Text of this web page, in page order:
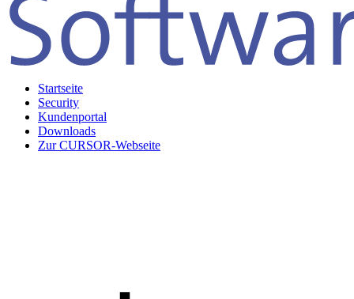
Startseite
Security
Kundenportal
Downloads
Zur CURSOR-Webseite